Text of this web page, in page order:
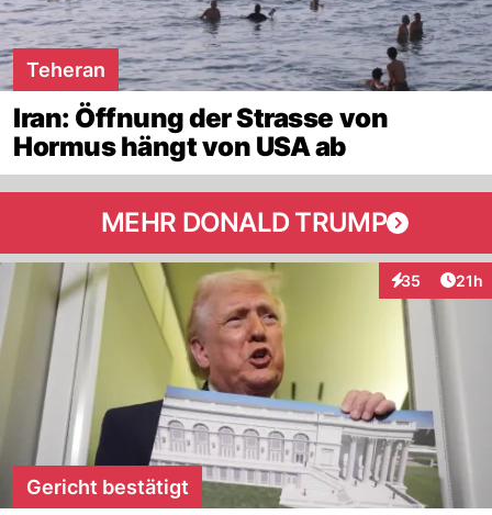
Teheran
Iran: Öffnung der Strasse von
Hormus hängt von USA ab
MEHR DONALD TRUMP
35
Interaktionen
21h
Gericht bestätigt